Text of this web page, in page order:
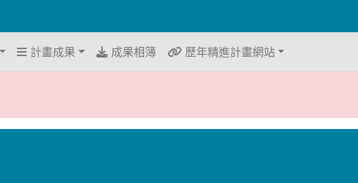
計畫成果 成果相簿 歷年精進計畫網站